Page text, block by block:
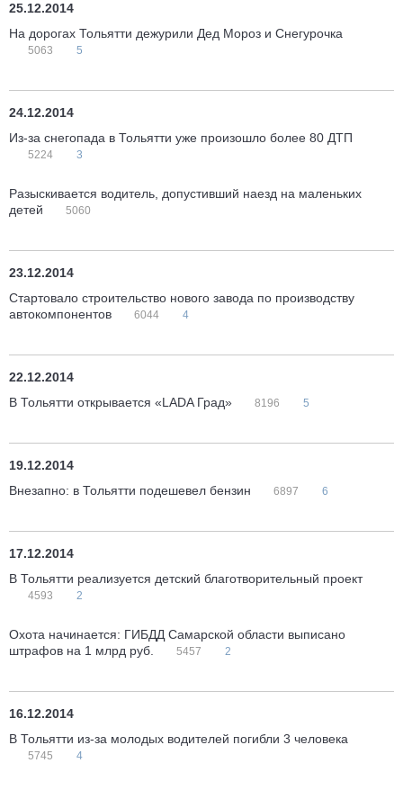
25.12.2014
На дорогах Тольятти дежурили Дед Мороз и Снегурочка
5063 5
24.12.2014
Из-за снегопада в Тольятти уже произошло более 80 ДТП
5224 3
Разыскивается водитель, допустивший наезд на маленьких
детей
5060
23.12.2014
Стартовало строительство нового завода по производству
автокомпонентов
6044 4
22.12.2014
В Тольятти открывается «LADA Град»
8196 5
19.12.2014
Внезапно: в Тольятти подешевел бензин
6897 6
17.12.2014
В Тольятти реализуется детский благотворительный проект
4593 2
Охота начинается: ГИБДД Самарской области выписано
штрафов на 1 млрд руб.
5457 2
16.12.2014
В Тольятти из-за молодых водителей погибли 3 человека
5745 4